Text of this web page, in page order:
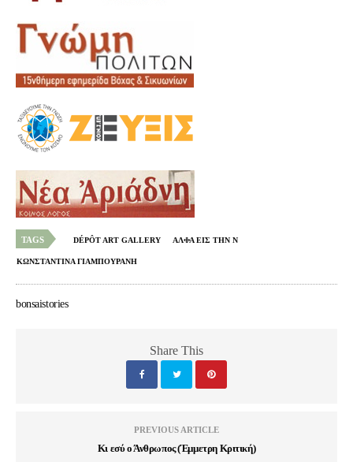
TAGS DÉPÔT ART GALLERY ΑΛΦΑ ΕΙΣ ΤΗΝ Ν
ΚΩΝΣΤΑΝΤΙΝΑ ΓΙΑΜΠΟΥΡΑΝΗ
bonsaistories
Share This
PREVIOUS ARTICLE
Κι εσύ ο Άνθρωπος (Έμμετρη Κριτική)